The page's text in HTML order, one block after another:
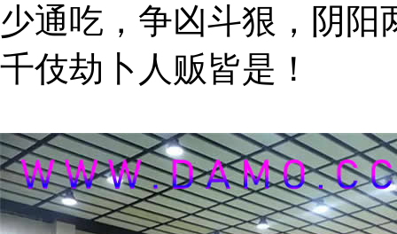
少通吃，争凶斗狠，阴
千伎劫卜人贩皆是！